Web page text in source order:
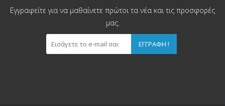
Εγγραφείτε για να μαθαίνετε πρώτοι τα νέα και τις προσφορές
μας.
ΕΓΓΡΑΦΉ !